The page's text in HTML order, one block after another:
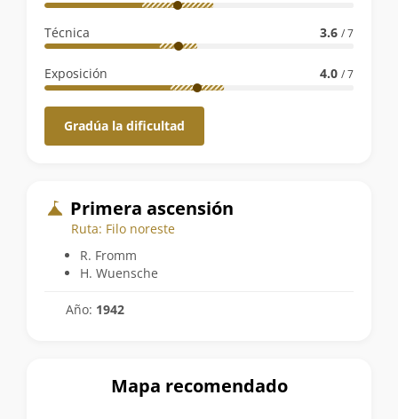
Técnica 3.6 / 7
Exposición 4.0 / 7
Gradúa la dificultad
Primera ascensión
Ruta: Filo noreste
R. Fromm
H. Wuensche
Año: 1942
Mapa recomendado